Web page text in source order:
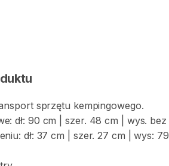
sprzętu kempingowego.
dł: 90 cm szer. 48 cm wys. bez
dł: 37 cm szer. 27 cm wys: 79